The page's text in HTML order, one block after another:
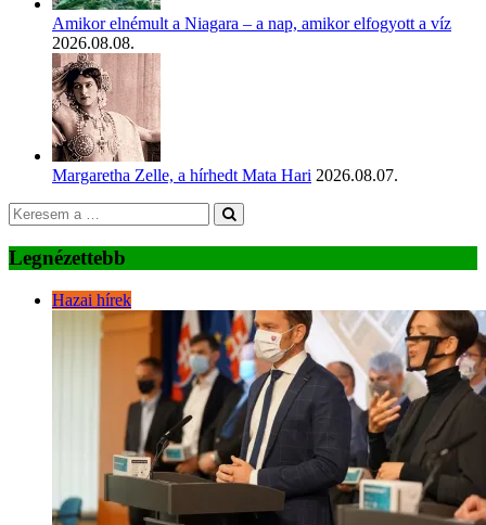
Amikor elnémult a Niagara – a nap, amikor elfogyott a víz
2026.08.08.
Margaretha Zelle, a hírhedt Mata Hari 2026.08.07.
Legnézettebb
Hazai hírek